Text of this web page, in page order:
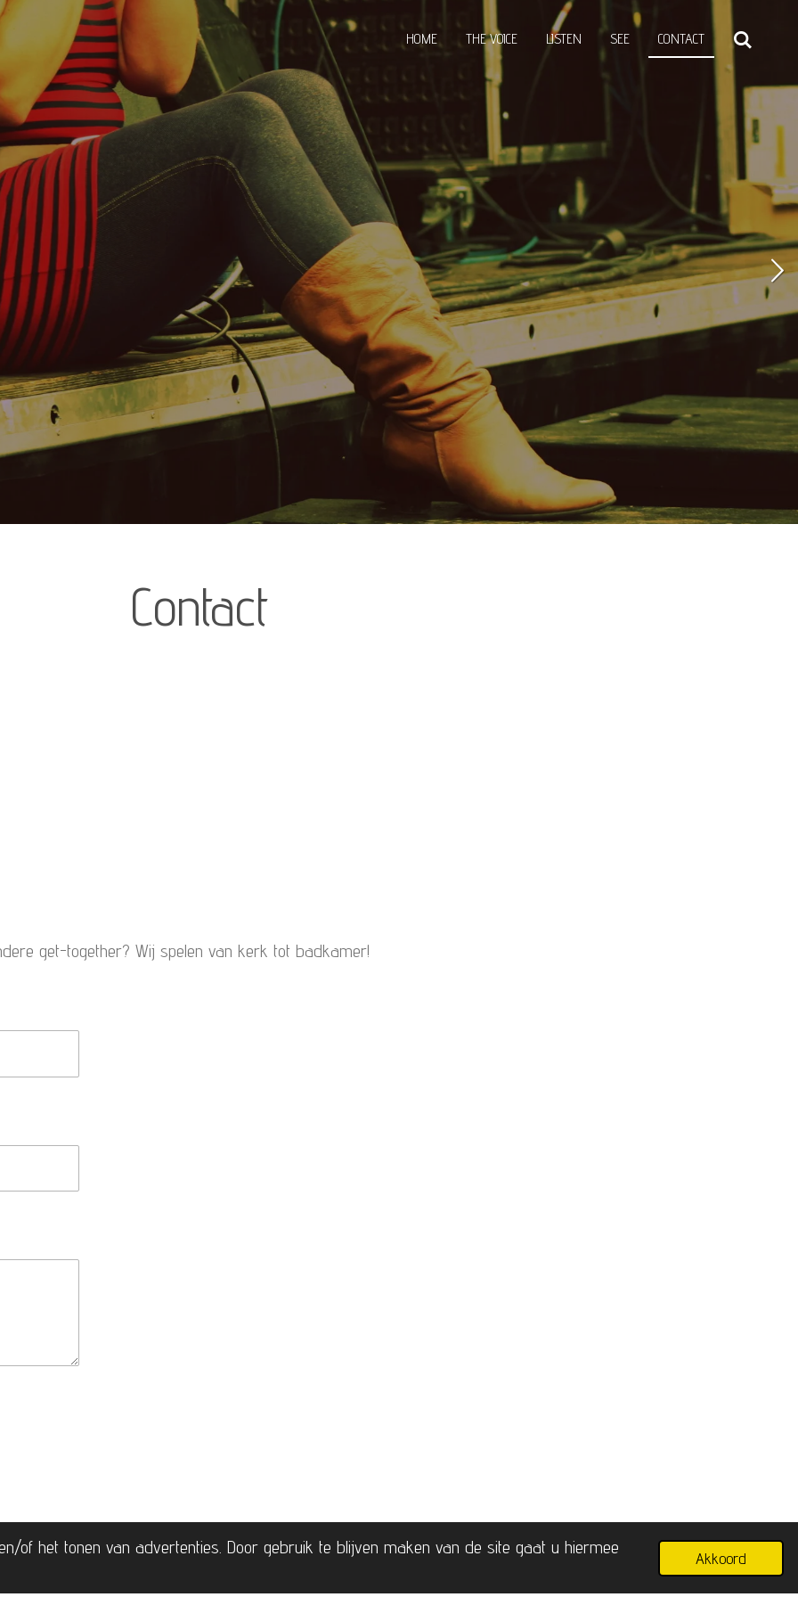
of het tonen van advertenties. Door gebruik te blijven maken van de site gaat u hiermee
Akkoord
HOME THE VOICE LISTEN SEE CONTACT
Contact
get-together? Wij spelen van kerk tot badkamer!